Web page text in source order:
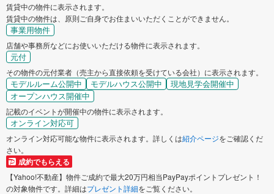
賃貸中の物件に表示されます。
賃貸中の物件は、原則ご自身でお住まいいただくことができません。
事業用物件
店舗や事務所などにお使いいただける物件に表示されます。
元付
その物件の元付業者（売主から直接依頼を受けている会社）に表示されます。
モデルルーム公開中 モデルハウス公開中
現地見学会開催中
オープンハウス開催中
記載のイベントが開催中の物件に表示されます。
オンライン対応可
オンライン対応可能な物件に表示されます。詳しくは紹介ページをご確認くだ
さい。
成約でもらえる
【Yahoo!不動産】物件ご成約で最大20万円相当PayPayポイントプレゼント！
の対象物件です。詳細はプレゼント詳細をご覧ください。